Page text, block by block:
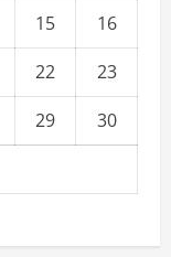
15
16
22
23
29
30